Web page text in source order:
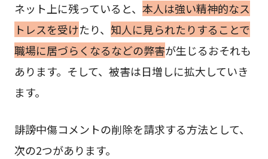
ネット上に残っていると、 本人は強い精神的なス
トレスを受けたり、 知人に見られたりすることで
職場に居づらくなるなどの弊害が生じるおそれも
あります。そして、被害は日増しに拡大していき
ます。
誹謗中傷コメントの削除を請求する方法として、
次の2つがあります。